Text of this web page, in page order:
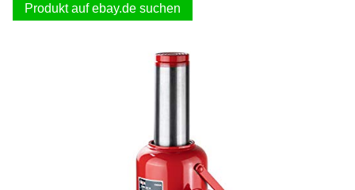
Produkt auf ebay.de suchen